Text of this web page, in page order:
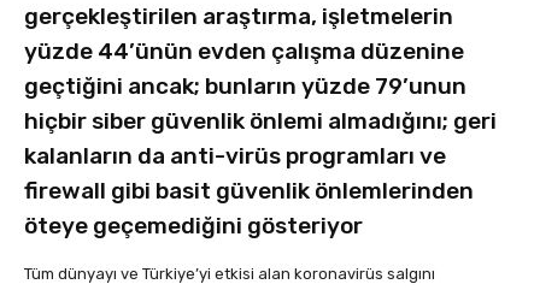
gerçekleştirilen araştırma, işletmelerin
yüzde 44’ünün evden çalışma düzenine
geçtiğini ancak; bunların yüzde 79’unun
hiçbir siber güvenlik önlemi almadığını; geri
kalanların da anti-virüs programları ve
firewall gibi basit güvenlik önlemlerinden
öteye geçemediğini gösteriyor
Tüm dünyayı ve Türkiye’yi etkisi alan koronavirüs salgını